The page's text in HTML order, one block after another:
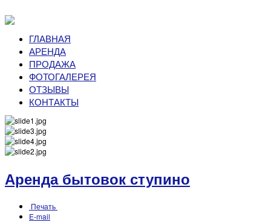
ГЛАВНАЯ
АРЕНДА
ПРОДАЖА
ФОТОГАЛЕРЕЯ
ОТЗЫВЫ
КОНТАКТЫ
Аренда бытовок ступино
Печать
E-mail